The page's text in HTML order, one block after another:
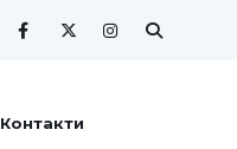
Контакти